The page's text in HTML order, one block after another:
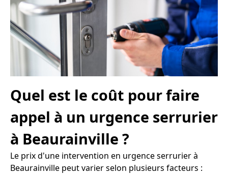
Quel est le coût pour faire
appel à un urgence serrurier
à Beaurainville ?
Le prix d'une intervention en urgence serrurier à
Beaurainville peut varier selon plusieurs facteurs :